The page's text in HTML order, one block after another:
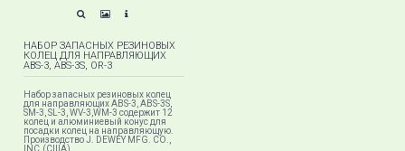
НАБОР ЗАПАСНЫХ РЕЗИНОВЫХ
КОЛЕЦ ДЛЯ НАПРАВЛЯЮЩИХ
ABS-3, ABS-3S, OR-3
Набор запасных резиновых колец
для направляющих ABS-3, ABS-3S,
SM-3, SL-3, WV-3,WM-3 содержит 12
колец и алюминиевый конус для
посадки колец на направляющую.
Производство J. DEWEY MFG. CO.,
INC.(США)